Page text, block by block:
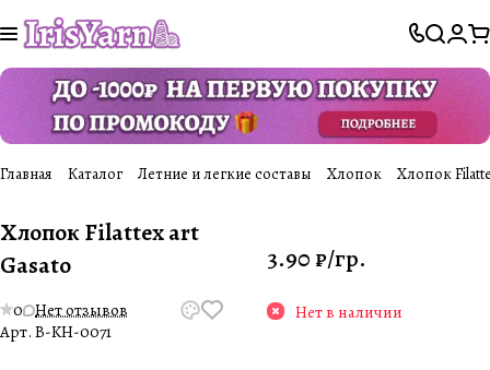
Главная Каталог Летние и легкие составы Хлопок Хлопок
Хлопок Filattex art
Gasato
0 Нет отзывов
Арт. B-KH-0071
3.90 ₽/гр.
Нет в наличии